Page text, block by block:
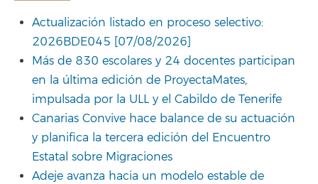
Actualización listado en proceso selectivo:
2026BDE045 [07/08/2026]
Más de 830 escolares y 24 docentes participan
en la última edición de ProyectaMates,
impulsada por la ULL y el Cabildo de Tenerife
Canarias Convive hace balance de su actuación
y planifica la tercera edición del Encuentro
Estatal sobre Migraciones
Adeje avanza hacia un modelo estable de